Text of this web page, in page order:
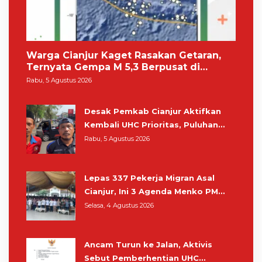
Warga Cianjur Kaget Rasakan Getaran,
Ternyata Gempa M 5,3 Berpusat di
Pangandaran
Rabu, 5 Agustus 2026
Desak Pemkab Cianjur Aktifkan
Kembali UHC Prioritas, Puluhan
Warga Unjuk Rasa di Pendopo
Rabu, 5 Agustus 2026
Lepas 337 Pekerja Migran Asal
Cianjur, Ini 3 Agenda Menko PM
Muhaimin di Kota Santri
Selasa, 4 Agustus 2026
Ancam Turun ke Jalan, Aktivis
Sebut Pemberhentian UHC